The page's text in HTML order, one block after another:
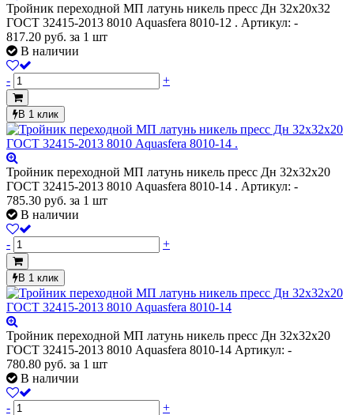
Тройник переходной МП латунь никель пресс Дн 32х20х32
ГОСТ 32415-2013 8010 Aquasfera 8010-12 . Артикул: -
817.20 руб. за 1 шт
В наличии
- +
В 1 клик
Тройник переходной МП латунь никель пресс Дн 32х32х20
ГОСТ 32415-2013 8010 Aquasfera 8010-14 . Артикул: -
785.30 руб. за 1 шт
В наличии
- +
В 1 клик
Тройник переходной МП латунь никель пресс Дн 32х32х20
ГОСТ 32415-2013 8010 Aquasfera 8010-14 Артикул: -
780.80 руб. за 1 шт
В наличии
- +